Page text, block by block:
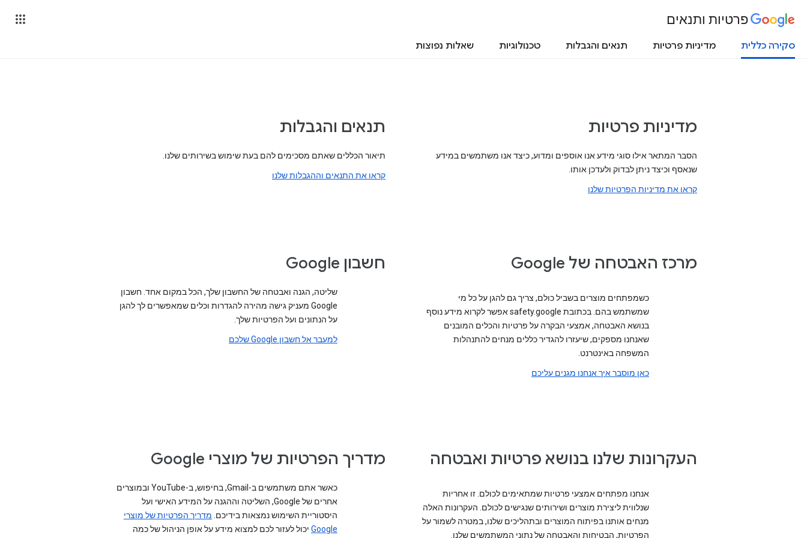
פרטיות ותנאים
סקירה כללית מדיניות פרטיות תנאים והגבלות טכנולוגיות שאלות נפוצות
מדיניות פרטיות
הסבר המתאר אילו סוגי מידע אנו אוספים ומדוע, כיצד אנו משתמשים במידע
שנאסף וכיצד ניתן לבדוק ולעדכן אותו.
קראו את מדיניות הפרטיות שלנו
תנאים והגבלות
תיאור הכללים שאתם מסכימים להם בעת שימוש בשירותים שלנו.
קראו את התנאים וההגבלות שלנו
מרכז האבטחה של Google
כשמפתחים מוצרים בשביל כולם, צריך גם להגן על כל מי
שמשתמש בהם. בכתובת safety.google אפשר לקרוא מידע נוסף
בנושא האבטחה, אמצעי הבקרה על פרטיות והכלים המובנים
שאנחנו מספקים, שיעזרו להגדיר כללים מנחים להתנהלות
המשפחה באינטרנט.
כאן מוסבר איך אנחנו מגנים עליכם
חשבון Google
שליטה, הגנה ואבטחה של החשבון שלך, הכל במקום אחד. חשבון
Google מעניק גישה מהירה להגדרות וכלים שמאפשרים לך להגן
על הנתונים ועל הפרטיות שלך.
למעבר אל חשבון Google שלכם
העקרונות שלנו בנושא פרטיות ואבטחה
אנחנו מפתחים אמצעי פרטיות שמתאימים לכולם. זו אחריות
שנלווית ליצירת מוצרים ושירותים שנגישים לכולם. העקרונות האלה
מנחים אותנו בפיתוח המוצרים ובתהליכים שלנו, במטרה לשמור על
הפרטיות, הבטיחות והאבטחה של נתוני המשתמשים שלנו.
מדריך הפרטיות של מוצרי Google
כאשר אתם משתמשים ב-Gmail, בחיפוש, ב-YouTube ובמוצרים
אחרים של Google, השליטה וההגנה על המידע האישי ועל
היסטוריית השימוש נמצאות בידיכם. מדריך הפרטיות של מוצרי
Google יכול לעזור לכם למצוא מידע על אופן הניהול של כמה